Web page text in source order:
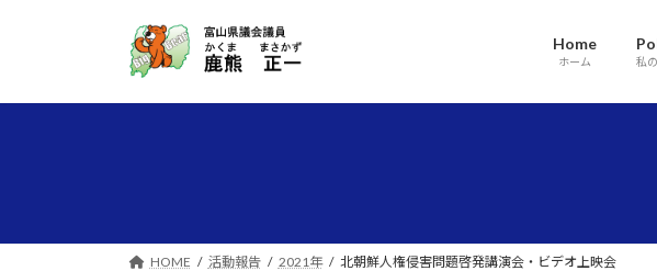
プ
動
Home
ホーム 私
HOME 活動報告 2021年 北朝鮮人権侵害問題啓発講演会・ビデオ上映会